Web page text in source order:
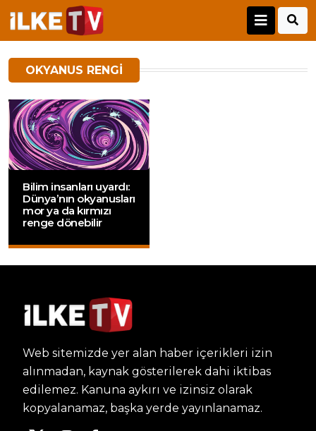
OKYANUS RENGI
Bilim insanları uyardı:
Dünya’nın okyanusları
mor ya da kırmızı
renge dönebilir
Web sitemizde yer alan haber içerikleri izin
alınmadan, kaynak gösterilerek dahi iktibas
edilemez. Kanuna aykırı ve izinsiz olarak
kopyalanamaz, başka yerde yayınlanamaz.